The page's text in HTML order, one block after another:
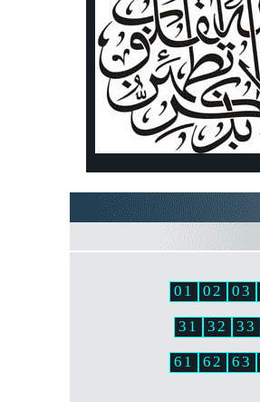
01 02 03
31 32 33
61 62 63